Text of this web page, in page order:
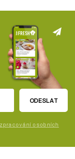
ODESLAT
osobních